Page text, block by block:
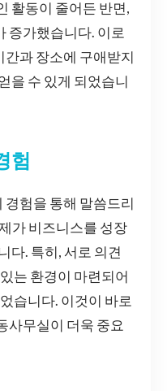
활동이 줄어든 반면,
증가했습니다. 이로
간과 장소에 구애받지
을 수 있게 되었습니
험
험을 통해 말씀드리
가 비즈니스를 성장
다. 특히, 서로 의견
는 환경이 마련되어
습니다. 이것이 바로
사무실이 더욱 중요